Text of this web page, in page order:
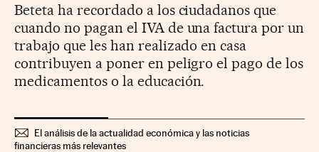
Beteta ha recordado a los ciudadanos que
cuando no pagan el IVA de una factura por un
trabajo que les han realizado en casa
contribuyen a poner en peligro el pago de los
medicamentos o la educación.
El análisis de la actualidad económica y las noticias
financieras más relevantes